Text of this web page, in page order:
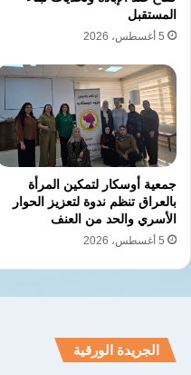
المستقبل
5 أغسطس، 2026
جمعية أوسكار لتمكين المرأة
بالعراق تنظم ندوة لتعزيز الحوار
الأسري والحد من العنف
5 أغسطس، 2026
الجريدة الورقية